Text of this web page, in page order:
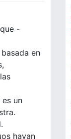
-
en
un
hayan